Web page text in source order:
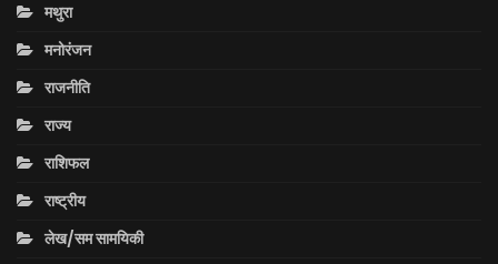
मथुरा
मनोरंजन
राजनीति
राज्य
राशिफल
राष्ट्रीय
लेख/सम सामयिकी